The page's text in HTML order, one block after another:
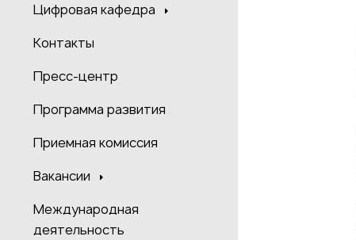
Цифровая кафедра
Контакты
Пресс-центр
Программа развития
Приемная комиссия
Вакансии
Международная
деятельность